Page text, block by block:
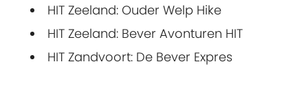
HIT Zeeland: Ouder Welp Hike
HIT Zeeland: Bever Avonturen HIT
HIT Zandvoort: De Bever Expres